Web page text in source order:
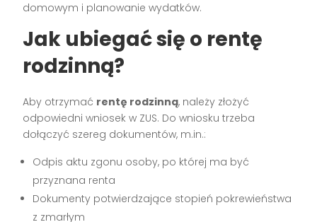
domowym i planowanie wydatków.
Jak ubiegać się o rentę
rodzinną?
Aby otrzymać rentę rodzinną, należy złożyć
odpowiedni wniosek w ZUS. Do wniosku trzeba
dołączyć szereg dokumentów, m.in.:
Odpis aktu zgonu osoby, po której ma być
przyznana renta
Dokumenty potwierdzające stopień pokrewieństwa
z zmarłym